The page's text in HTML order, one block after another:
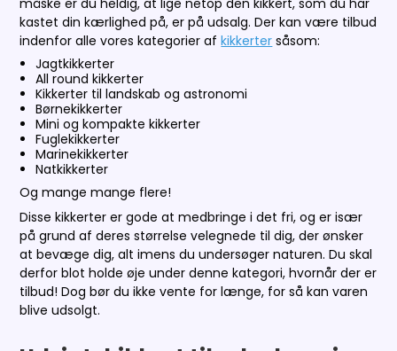
måske er du heldig, at lige netop den kikkert, som du har
kastet din kærlighed på, er på udsalg. Der kan være tilbud
indenfor alle vores kategorier afkikkerter såsom:
Jagtkikkerter
All round kikkerter
Kikkerter til landskab og astronomi
Børnekikkerter
Mini og kompakte kikkerter
Fuglekikkerter
Marinekikkerter
Natkikkerter
Og mange mange flere!
Disse kikkerter er gode at medbringe i det fri, og er især
på grund af deres størrelse velegnede til dig, der ønsker
at bevæge dig, alt imens du undersøger naturen. Du skal
derfor blot holde øje under denne kategori, hvornår der er
tilbud! Dog bør du ikke vente for længe, for så kan varen
blive udsolgt.